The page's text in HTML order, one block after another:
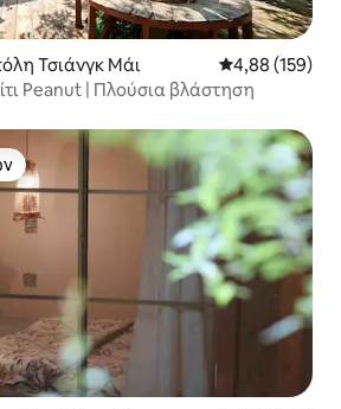
Τσιάνγκ Μάι Μέση
4,88 (159)
Peanut | Πλούσια βλάστηση